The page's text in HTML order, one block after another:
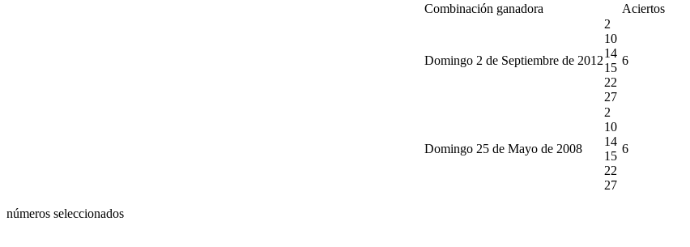
Combinación ganadora Aciertos
Domingo 2 de Septiembre de 2012
2
10
14
15
22
27
6
Domingo 25 de Mayo de 2008
2
10
14
15
22
27
6
números seleccionados